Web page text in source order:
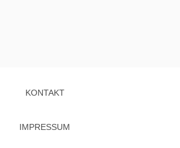
KONTAKT
IMPRESSUM